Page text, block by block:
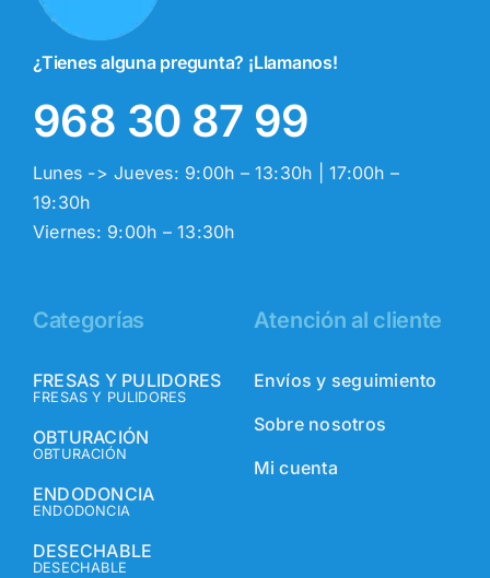
¿Tienes alguna pregunta? ¡Llamanos!
968 30 87 99
Lunes -> Jueves: 9:00h – 13:30h | 17:00h –
19:30h
Viernes: 9:00h – 13:30h
Categorías
FRESAS Y PULIDORES
FRESAS Y PULIDORES
OBTURACIÓN
OBTURACIÓN
ENDODONCIA
ENDODONCIA
DESECHABLE
DESECHABLE
Atención al cliente
Envíos y seguimiento
Sobre nosotros
Mi cuenta